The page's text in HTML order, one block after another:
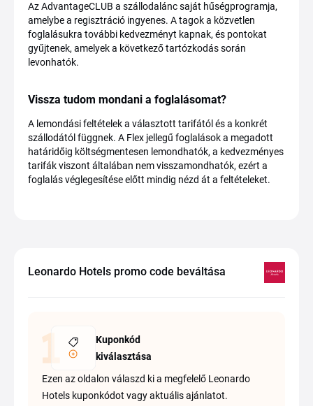
Az AdvantageCLUB a szállodalánc saját hűségprogramja,
amelybe a regisztráció ingyenes. A tagok a közvetlen
foglalásukra további kedvezményt kapnak, és pontokat
gyűjtenek, amelyek a következő tartózkodás során
levonhatók.
Vissza tudom mondani a foglalásomat?
A lemondási feltételek a választott tarifától és a konkrét
szállodától függnek. A Flex jellegű foglalások a megadott
határidőig költségmentesen lemondhatók, a kedvezményes
tarifák viszont általában nem visszamondhatók, ezért a
foglalás véglegesítése előtt mindig nézd át a feltételeket.
Leonardo Hotels promo code beváltása
Kuponkód
kiválasztása
Ezen az oldalon válaszd ki a megfelelő Leonardo
Hotels kuponkódot vagy aktuális ajánlatot.